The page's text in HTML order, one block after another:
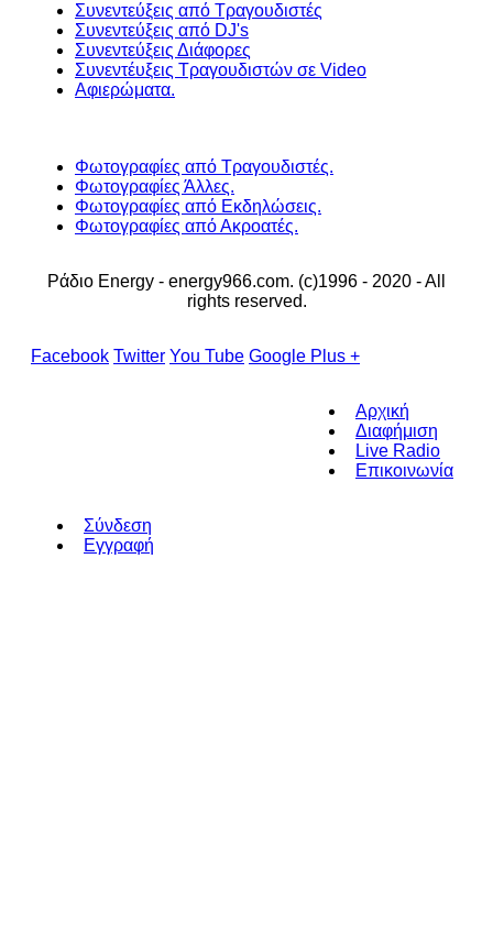
Συνεντεύξεις από Τραγουδιστές
Συνεντεύξεις από DJ's
Συνεντεύξεις Διάφορες
Συνεντέυξεις Τραγουδιστών σε Video
Αφιερώματα.
Φωτογραφίες από Τραγουδιστές.
Φωτογραφίες Άλλες.
Φωτογραφίες από Εκδηλώσεις.
Φωτογραφίες από Ακροατές.
Ράδιο Energy - energy966.com. (c)1996 - 2020 - All
rights reserved.
Facebook Twitter You Tube Google Plus +
Αρχική
Διαφήμιση
Live Radio
Επικοινωνία
Σύνδεση
Εγγραφή